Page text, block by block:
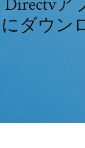
Directvア
にダウン